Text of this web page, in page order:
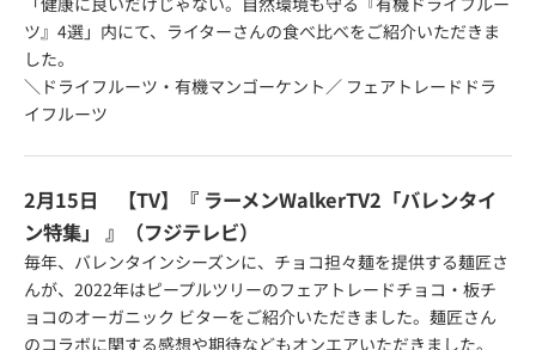
ツ』4選」内にて、ライターさんの食べ比べをご紹介いただきま
した。
＼ドライフルーツ・有機マンゴーケント／ フェアトレードドラ
イフルーツ
2月15日 【TV】『 ラーメンWalkerTV2「バレンタイ
ン特集」 』（フジテレビ）
毎年、バレンタインシーズンに、チョコ担々麺を提供する麺匠さ
んが、2022年はピープルツリーのフェアトレードチョコ・板チ
ョコのオーガニック ビターをご紹介いただきました。麺匠さん
のコラボに関する感想や期待などもオンエアいただきました。